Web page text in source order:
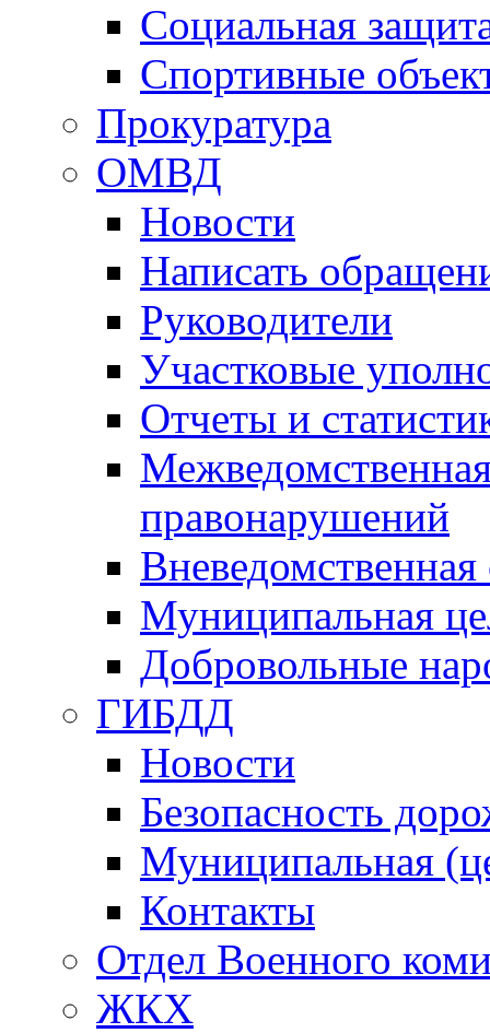
Социальная
Спортивные
Прокуратура
ОМВД
Новости
Написать
Руководители
Участковые
Отчеты и
правонарушений
Вневедомственная
Муниципальная
Добровольные
ГИБДД
Новости
Безопасность
Муниципальная
Контакты
Отдел Военного
ЖКХ